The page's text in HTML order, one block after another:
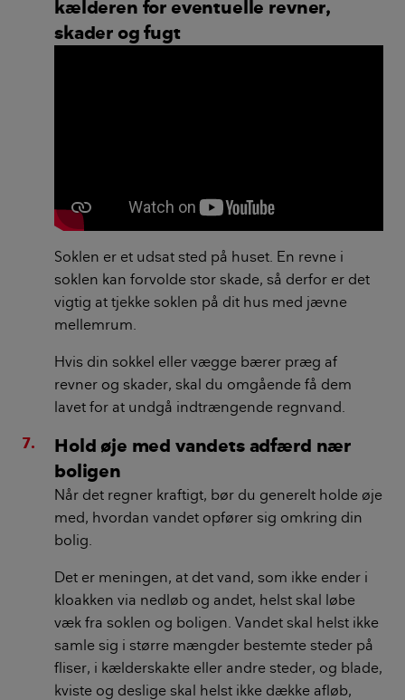
kælderen for eventuelle revner,
skader og fugt
Soklen er et udsat sted på huset. En revne i
soklen kan forvolde stor skade, så derfor er det
vigtig at tjekke soklen på dit hus med jævne
mellemrum.
Hvis din sokkel eller vægge bærer præg af
revner og skader, skal du omgående få dem
lavet for at undgå indtrængende regnvand.
Hold øje med vandets adfærd nær
boligen
Når det regner kraftigt, bør du generelt holde øje
med, hvordan vandet opfører sig omkring din
bolig.
Det er meningen, at det vand, som ikke ender i
kloakken via nedløb og andet, helst skal løbe
væk fra soklen og boligen. Vandet skal helst ikke
samle sig i større mængder bestemte steder på
fliser, i kælderskakte eller andre steder, og blade,
kviste og deslige skal helst ikke dække afløb,